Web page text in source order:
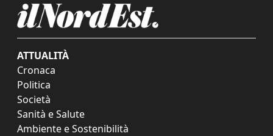
ATTUALITÀ
Cronaca
Politica
Società
Sanità e Salute
Ambiente e Sostenibilità